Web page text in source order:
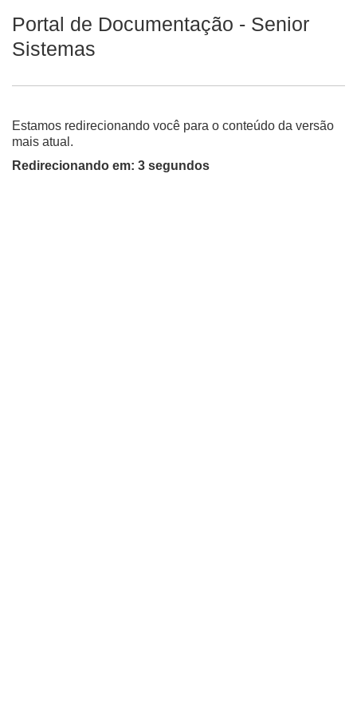
Portal de Documentação - Senior
Sistemas
Estamos redirecionando você para o conteúdo da versão
mais atual.
Redirecionando em: 3 segundos